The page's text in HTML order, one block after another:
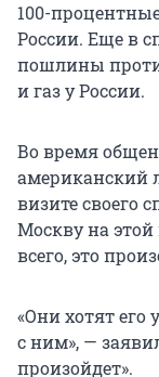
100-
России. Еще в
пошлины
и газ у России.
Во время
американский
визите своего
Москву на этой
всего, это
«Они хотят его
с ним», —
произойдет».